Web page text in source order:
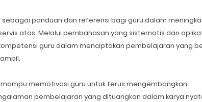
panduan dan referensi bagi guru dalam
atas. Melalui pembahasan yang sistematis dan
guru dalam menciptakan pembelajaran yang
memotivasi guru untuk terus mengembangkan
pembelajaran yang dituangkan dalam karya